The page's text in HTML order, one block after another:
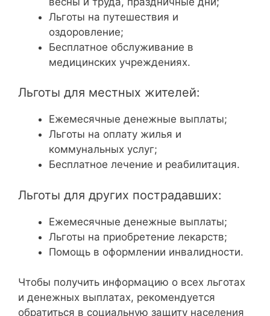
Льготы на путешествия и
оздоровление;
Бесплатное обслуживание в
медицинских учреждениях.
Льготы для местных жителей:
Ежемесячные денежные выплаты;
Льготы на оплату жилья и
коммунальных услуг;
Бесплатное лечение и реабилитация.
Льготы для других пострадавших:
Ежемесячные денежные выплаты;
Льготы на приобретение лекарств;
Помощь в оформлении инвалидности.
Чтобы получить информацию о всех льготах
и денежных выплатах, рекомендуется
обратиться в социальную защиту населения